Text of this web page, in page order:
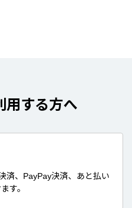
用する方へ
済、PayPay決済、あと払い
す。